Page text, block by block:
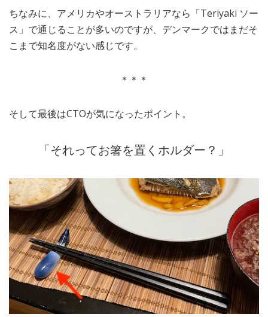
ちなみに、アメリカやオーストラリアなら「Teriyaki ソー
ス」で通じることが多いのですが、デンマークではまだそ
こまで知名度がない感じです。
＊＊＊
そして最後はCTOが気になったポイント。
「それってお箸を置くホルダー？」